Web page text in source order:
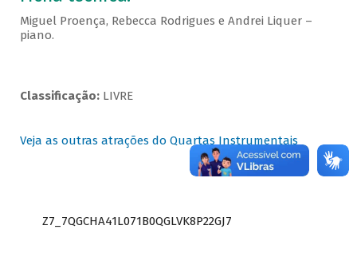
Miguel Proença, Rebecca Rodrigues e Andrei Liquer –
piano.
Classificação:LIVRE
Veja as outras atrações do Quartas Instrumentais
Z7_7QGCHA41L071B0QGLVK8P22GJ7